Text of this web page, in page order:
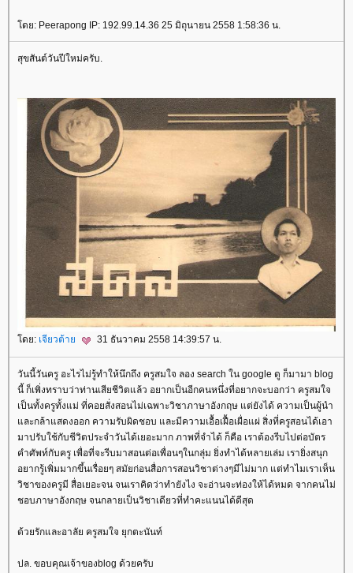
ดย: Peerapong IP: 192.99.14.36 25 มิถุนายน 2558 1:58:36 น.
สุขสันต์วันปีใหม่ครับ.
ดย: เจียวต้า 31 ธันวาคม 2558 14:39:57 น.
วันนี้วันครู อะไรไม่รู้ทำให้นึกถึง ครูสมใจ ลอง search ใน google ดู ก็มามา blog
นี้ ก็เพิ่งทราบว่าท่านเสียชีวิตแล้ว อยากเป็นอีกคนหนึ่งที่อยากจะบอกว่า ครูสมใจ
เป็นทั้งครูทั้งแม่ ที่คอยสั่งสอนไม่เฉพาะวิชาภาษาอังกฤษ แต่ยังได้ ความเป็นผู้นำ
ละกล้าแสดงออก ความรับผิดชอบ และมีความเอื้อเฝื้อเผื่อแผ่ สิ่งที่ครูสอนได้เอา
มาปรับใช้กับชีวิตประจำวันได้เยอะมาก ภาพที่จำได้ ก็คือ เราต้องรีบไปต่อบัตร
คำศัพท์กับครู เพื่อที่จะรีบมาสอนต่อเพื่อนๆในกลุ่ม ยิ่งทำได้หลายเล่ม เรายิ่งสนุก
อยากรู้เพิ่มมากขึ้นเรื่อยๆ สมัยก่อนสื่อการสอนวิชาต่างๆมีไม่มาก แต่ทำไมเราเห็น
วิชาของครูมี สื่อเยอะจน จนเราคิดว่าทำยังไง จะอ่านจะท่องให้ได้หมด จากคนไม่
ชอบภาษาอังกฤษ จนกลายเป็นวิชาเดียวที่ทำคะแนนได้ดีสุด
ด้วยรักและอาลัย ครูสมใจ ยุกตะนันท์
ปล. ขอบคุณเจ้าของblog ด้วยครับ